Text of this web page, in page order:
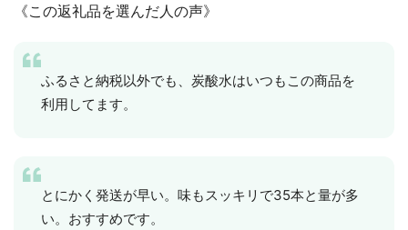
《この返礼品を選んだ人の声》
ふるさと納税以外でも、炭酸水はいつもこの商品を
利用してます。
とにかく発送が早い。味もスッキリで35本と量が多
い。おすすめです。